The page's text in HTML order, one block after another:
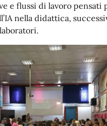
e flussi di lavoro pensati
nella didattica,